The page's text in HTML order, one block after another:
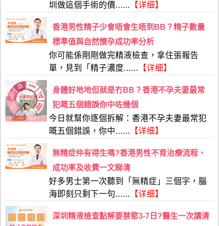
圳做這個手術的價...... 【详细】
香港男性精子少會唔會生唔到BB？精子數量
標準值與自然懷孕成功率分析
你可能係剛剛做完精液檢查，拿住張報告
單，見到「精子濃度...... 【详细】
身體好地地但就是冇BB？香港不孕夫妻最常
犯嘅五個錯誤你中咗幾個
今日就幫你逐個拆解：香港不孕夫妻最常犯
嘅五個錯誤，你中...... 【详细】
無精症仲有得生嗎?香港男性不育治療流程、
成功率及收費一文睇清
好多男士第一次聽到「無精症」三個字，腦
海即刻只剩下一句...... 【详细】
深圳精液檢查點解要禁慾3-7日?醫生一次講清